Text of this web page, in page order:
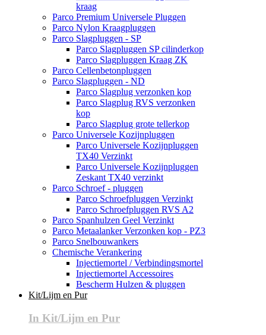
kraag
Parco Premium Universele Pluggen
Parco Nylon Kraagpluggen
Parco Slagpluggen - SP
Parco Slagpluggen SP cilinderkop
Parco Slagpluggen Kraag ZK
Parco Cellenbetonpluggen
Parco Slagpluggen - ND
Parco Slagplug verzonken kop
Parco Slagplug RVS verzonken
kop
Parco Slagplug grote tellerkop
Parco Universele Kozijnpluggen
Parco Universele Kozijnpluggen
TX40 Verzinkt
Parco Universele Kozijnpluggen
Zeskant TX40 verzinkt
Parco Schroef - pluggen
Parco Schroefpluggen Verzinkt
Parco Schroefpluggen RVS A2
Parco Spanhulzen Geel Verzinkt
Parco Metaalanker Verzonken kop - PZ3
Parco Snelbouwankers
Chemische Verankering
Injectiemortel / Verbindingsmortel
Injectiemortel Accessoires
Bescherm Hulzen & pluggen
Kit/Lijm en Pur
In Kit/Lijm en Pur